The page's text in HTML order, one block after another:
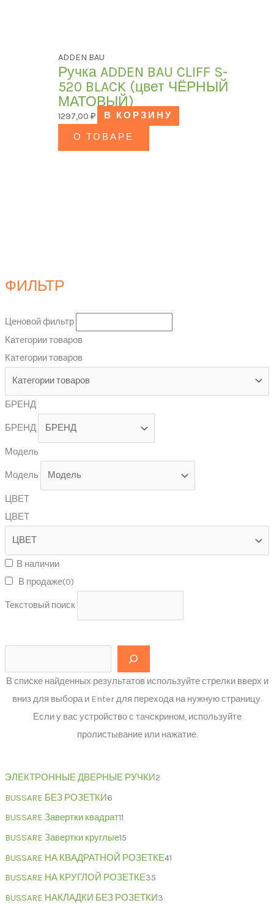
ФИЛЬТР
Ценовой фильтр
Категории товаров
Категории товаров
БРЕНД
БРЕНД
Модель
Модель
ЦВЕТ
ЦВЕТ
В наличии
В продаже(0)
Текстовый поиск
В списке найденных результатов используйте стрелки вверх и
вниз для выбора и Enter для перехода на нужную страницу.
Если у вас устройство с тачскрином, используйте
пролистывание или нажатие.
ЭЛЕКТРОННЫЕ ДВЕРНЫЕ РУЧКИ2
BUSSARE БЕЗ РОЗЕТКИ6
BUSSARE Завертки квадрат11
BUSSARE Завертки круглые15
BUSSARE НА КВАДРАТНОЙ РОЗЕТКЕ41
BUSSARE НА КРУГЛОЙ РОЗЕТКЕ35
BUSSARE НАКЛАДКИ БЕЗ РОЗЕТКИ3
ADDEN BAU
Ручка ADDEN BAU CLIFF S-
520 BLACK (цвет ЧЁРНЫЙ
МАТОВЫЙ)
1297,00₽
В КОРЗИНУ
О ТОВАРЕ